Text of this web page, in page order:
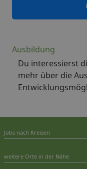
Ausbildung
Du interessierst
mehr über die
Jobs nach Kreisen
weitere Orte in der Nähe